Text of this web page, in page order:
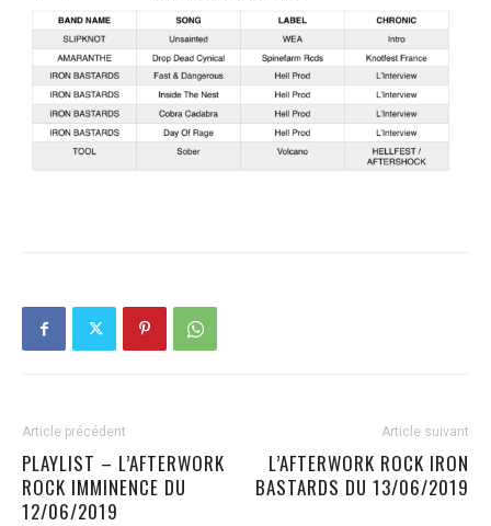
Article précédent
PLAYLIST – L’AFTERWORK
ROCK IMMINENCE DU
12/06/2019
Article suivant
L’AFTERWORK ROCK IRON
BASTARDS DU 13/06/2019